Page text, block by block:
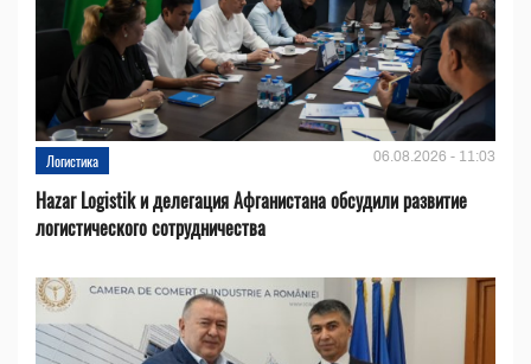
Логистика 06.08.2026 - 11:03
Hazar Logistik и делегация Афганистана обсудили развитие
логистического сотрудничества